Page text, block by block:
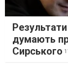
думають
Сирського